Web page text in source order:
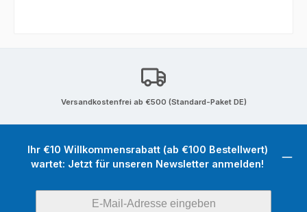
Versandkostenfrei ab €500 (Standard-Paket DE)
Ihr €10 Willkommensrabatt (ab €100 Bestellwert)
wartet: Jetzt für unseren Newsletter anmelden!